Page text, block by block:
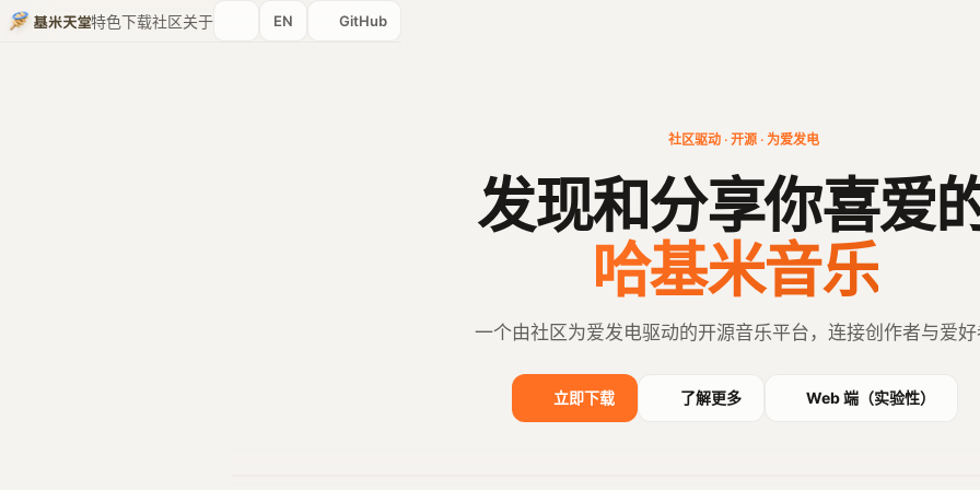
特色下载社区关于 EN GitHub
社区驱动 · 开源 · 为爱发电
发现和分享你喜爱
哈基米音乐
一个由社区为爱发电驱动的开源音乐平台，连接创作者与爱
立即下载 了解更多 Web 端（实验性）